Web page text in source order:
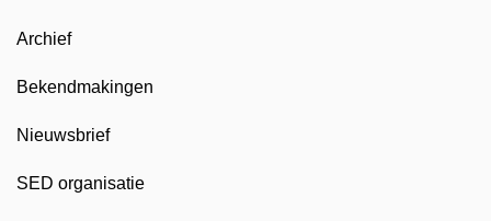
Archief
Bekendmakingen
Nieuwsbrief
SED organisatie